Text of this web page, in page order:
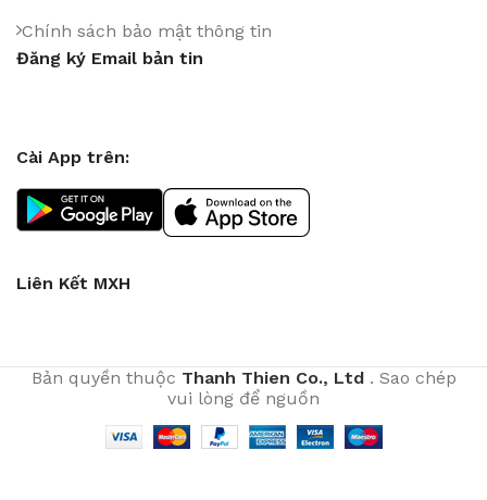
Chính sách bảo mật thông tin
Đăng ký Email bản tin
Cài App trên:
Liên Kết MXH
Bản quyền thuộc Thanh Thien Co., Ltd. Sao chép
vui lòng để nguồn